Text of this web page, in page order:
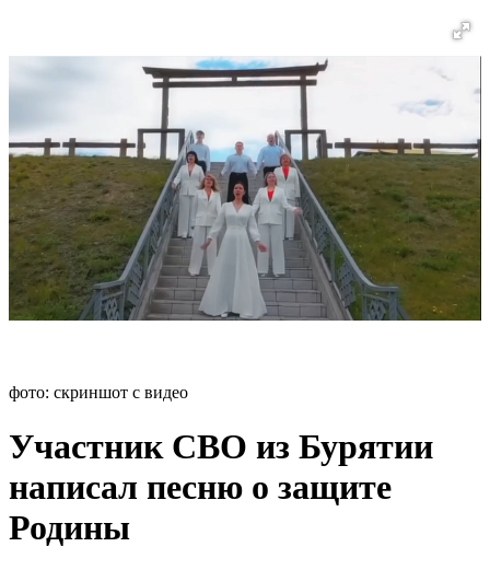
фото: скриншот с видео
Участник СВО из Бурятии
написал песню о защите
Родины